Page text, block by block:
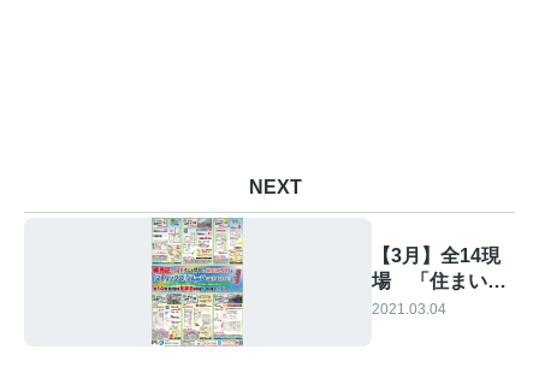
NEXT
【3月】全14現
場 「住まいの
見学会」情報で
2021.03.04